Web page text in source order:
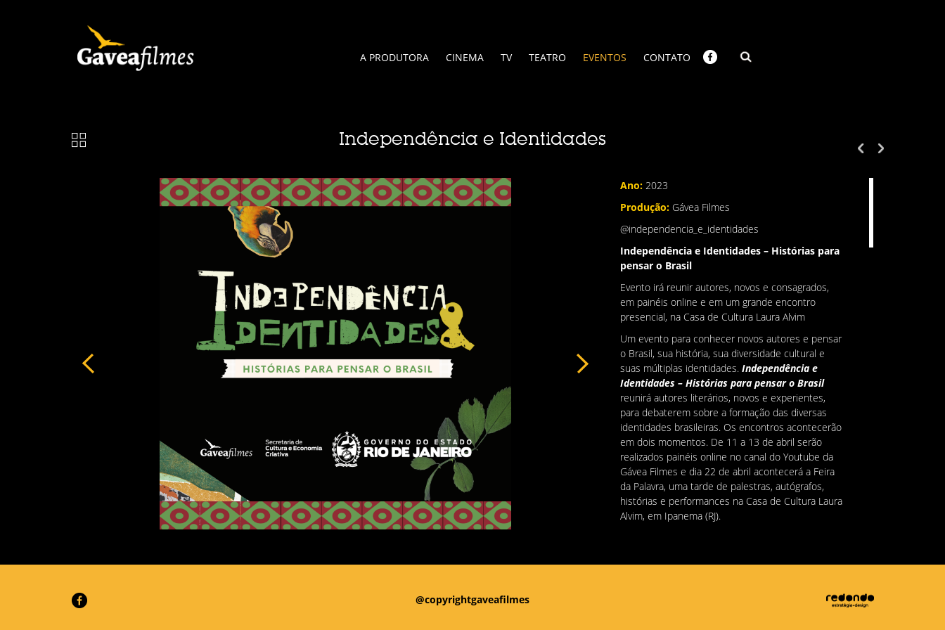
A PRODUTORA CINEMA TV TEATRO EVENTOS CONTATO
Independência e Identidades
Ano: 2023
Produção: Gávea Filmes
@independencia_e_identidades
Independência e Identidades – Histórias para
pensar o Brasil
Evento irá reunir autores, novos e consagrados,
em painéis online e em um grande encontro
presencial, na Casa de Cultura Laura Alvim
Um evento para conhecer novos autores e pensar
o Brasil, sua história, sua diversidade cultural e
suas múltiplas identidades. Independência e
Identidades – Histórias para pensar o Brasil
reunirá autores literários, novos e experientes,
para debaterem sobre a formação das diversas
identidades brasileiras. Os encontros acontecerão
em dois momentos. De 11 a 13 de abril serão
realizados painéis online no canal do Youtube da
Gávea Filmes e dia 22 de abril acontecerá a Feira
da Palavra, uma tarde de palestras, autógrafos,
histórias e performances na Casa de Cultura Laura
Alvim, em Ipanema (RJ).
da Secretaria de Estado de Cultura e Economia
@copyrightgaveafilmes